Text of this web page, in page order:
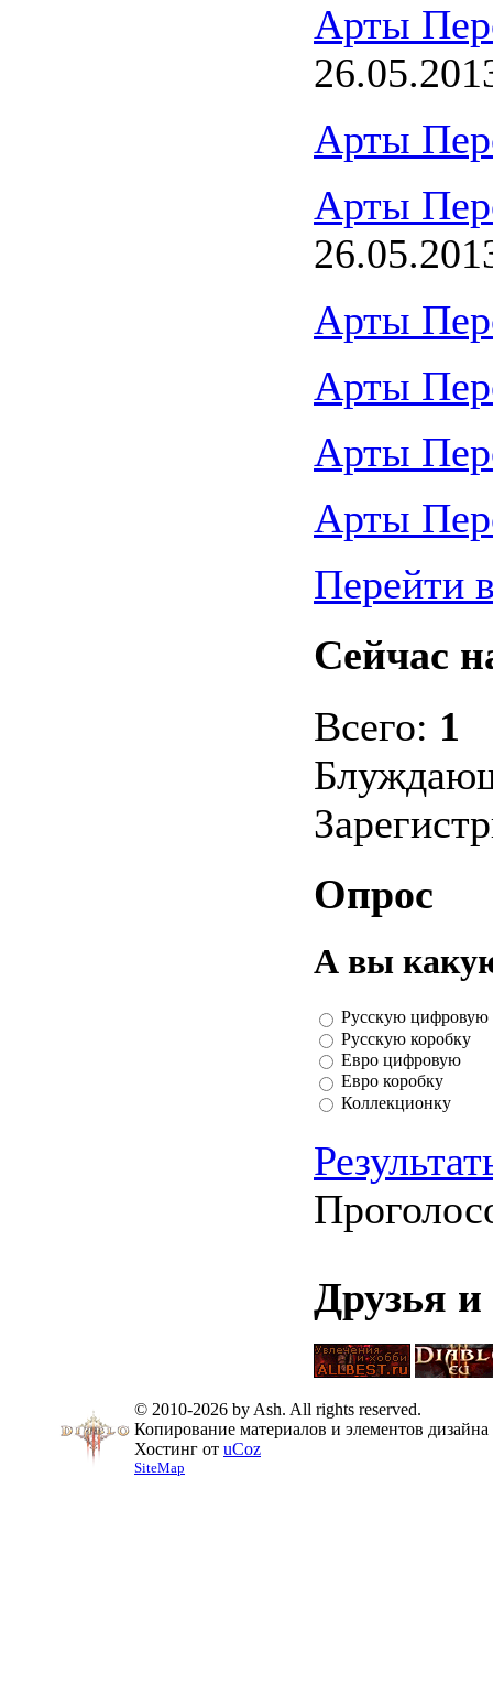
Арты
Арты
Арты
Арты
Арты
Арты
Арты
Перейти
Сейчас
Всего: 1
Опрос
А вы
Русскую цифровую
Русскую коробку
Евро цифровую
Евро коробку
Коллекционку
Друзья
© 2010-2026 by Ash. All rights reserved.
Копирование материалов и элементов
Хостинг от uCoz
SiteMap